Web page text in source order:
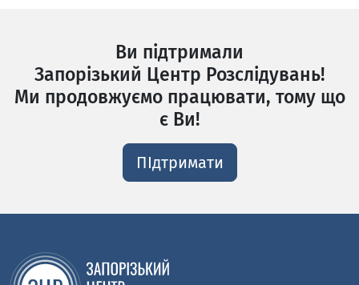
Ви підтримали
Запорізький Центр Розслідувань!
Ми продовжуємо працювати, тому що
є Ви!
ПІдтримати